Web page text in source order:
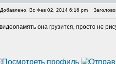
Добавлено: Вс Фев 02, 2014 6:16 pm
она грузится, просто не